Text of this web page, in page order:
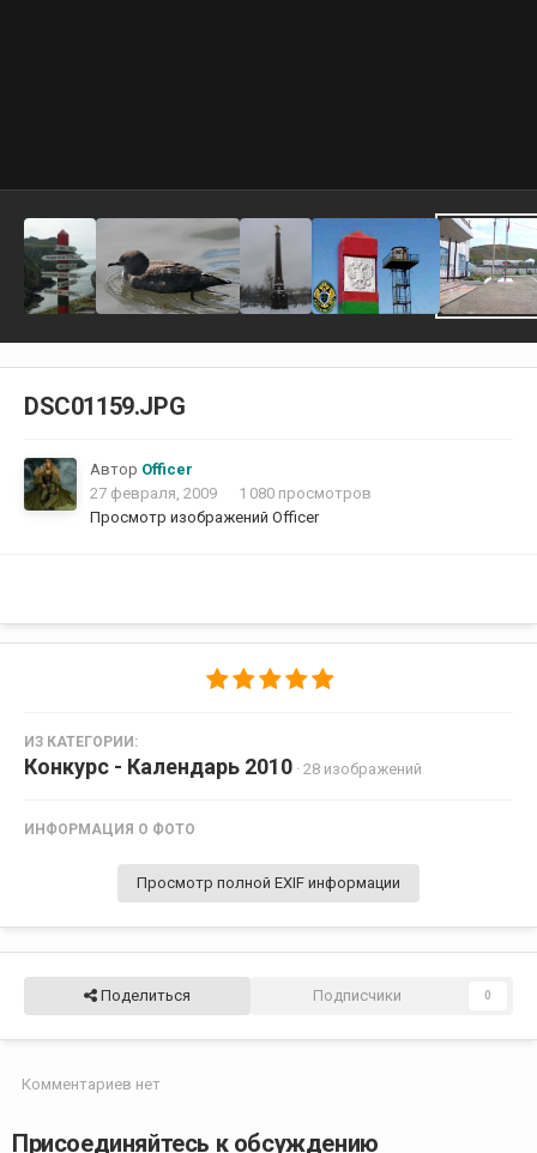
DSC01159.JPG
Автор Officer
27 февраля, 2009
1 080 просмотров
Просмотр изображений Officer
ИЗ КАТЕГОРИИ:
Конкурс - Календарь 2010 · 28 изображений
ИНФОРМАЦИЯ О ФОТО
Просмотр полной EXIF информации
Поделиться Подписчики 0
Комментариев нет
Присоединяйтесь к обсуждению